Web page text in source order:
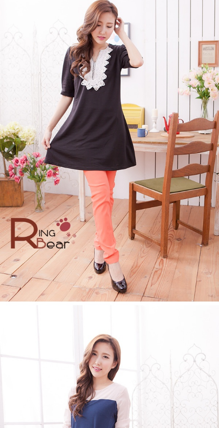
易，需依本服務之必要範圍內提供個人資料，並將交易相關給付款項請求債
權轉讓予恩沛科技股份有限公司。
２．關於個人資料處理事宜，請瀏覽以下網址：
https://aftee.tw/terms/#terms3
３．未成年的使用者請事先徵得法定代理人或監護人之同意方可使用
「AFTEE先享後付」，若未經同意申辦者引起之損失，本公司不負相關責
４．使用「AFTEE先享後付」時，將依據個別帳號之用戶狀況，依本公司即
時審查核予不同之上限額度；若仍有額度不足之情形，本公司將視審查結果
請求用戶進行身份認證。
５．嚴禁一人註冊多個帳號或使用他人資訊註冊。若發現惡意使用之情形，
恩沛科技股份有限公司將有權停止該用戶之使用額度並採取法律行動。